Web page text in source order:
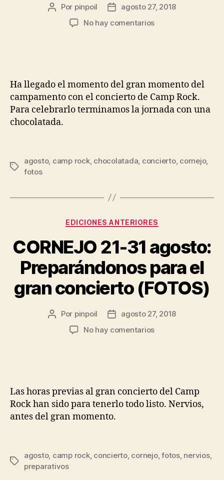
Por pinpoil
agosto 27, 2018
No hay comentarios
Ha llegado el momento del gran momento del
campamento con el concierto de Camp Rock.
Para celebrarlo terminamos la jornada con una
chocolatada.
agosto, camp rock, chocolatada concierto, cornejo,
fotos
EDICIONES ANTERIORES
CORNEJO 21-31 agosto:
Preparándonos para el
gran concierto (FOTOS)
Por pinpoil
agosto 27, 2018
No hay comentarios
Las horas previas al gran concierto del Camp
Rock han sido para tenerlo todo listo. Nervios,
antes del gran momento.
agosto, camp rock, concierto, cornejo,fotos, nervios,
preparativos